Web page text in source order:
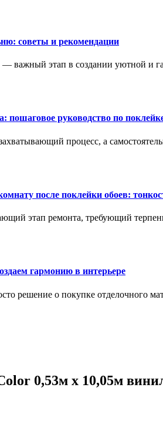
советы и рекомендации
— важный этап в создании уютной и
пошаговое руководство по
процесс, а
после поклейки обоев:
этап ремонта, требующий
гармонию в интерьере
решение о покупке отделочного
0,53м x 10,05м